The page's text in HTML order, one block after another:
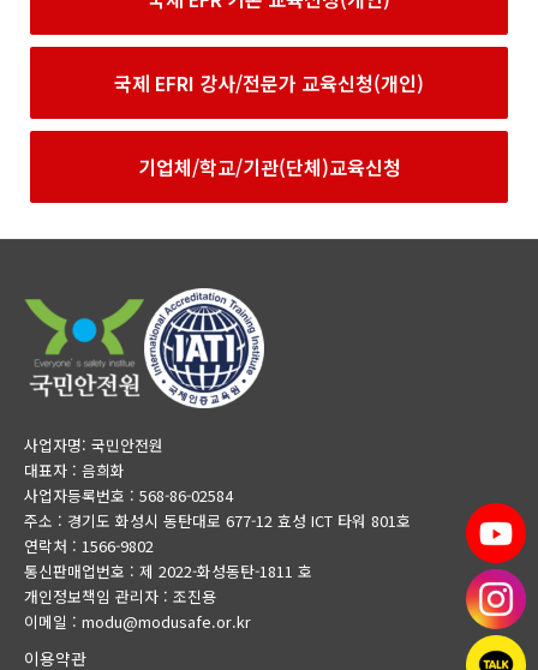
국제 EFRI 강사/전문가 교육신청(개인)
기업체/학교/기관(단체)교육신청
사업자명: 국민안전원
대표자 : 음희화
사업자등록번호 : 568-86-02584
주소 : 경기도 화성시 동탄대로 677-12 효성 ICT 타워 801호
연락처 : 1566-9802
통신판매업번호 : 제 2022-화성동탄-1811 호
개인정보책임 관리자 : 조진용
이메일 : modu@modusafe.or.kr
이용약관